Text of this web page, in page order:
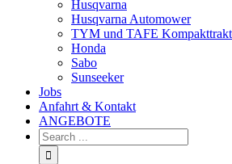
Husqvarna
Husqvarna Automower
TYM und TAFE
Honda
Sabo
Sunseeker
Jobs
Anfahrt & Kontakt
ANGEBOTE